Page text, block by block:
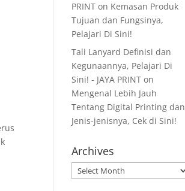
PRINT on Kemasan Produk
Tujuan dan Fungsinya,
Pelajari Di Sini!
Tali Lanyard Definisi dan
Kegunaannya, Pelajari Di
Sini! - JAYA PRINT on
Mengenal Lebih Jauh
Tentang Digital Printing dan
Jenis-jenisnya, Cek di Sini!
Archives
Archives